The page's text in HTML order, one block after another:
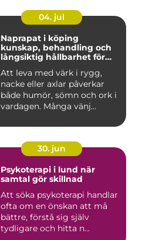
04. jul
Naprapat i köping
kunskap, behandling och
långsiktig hållbarhet för
Att leva med värk i rygg,
nacke eller axlar påverkar
både humör, sömn och ork i
vardagen. Många vänj...
30. jun
Psykoterapi i lund när
samtal gör skillnad
Att söka psykoterapi handlar
ofta om en önskan att må
bättre, förstå sig själv
tydligare och hitta n...